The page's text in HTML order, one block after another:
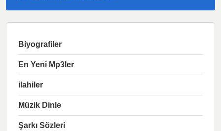
Biyografiler
En Yeni Mp3ler
ilahiler
Müzik Dinle
Şarkı Sözleri